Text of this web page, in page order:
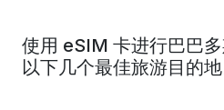
使用 eSIM 卡进行巴巴
以下几个最佳旅游目的地